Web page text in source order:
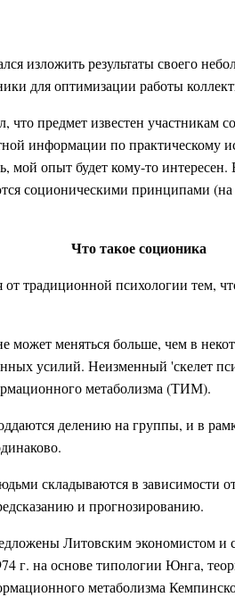
изложить результаты своего
для оптимизации работы
что предмет известен участникам
информации по практическому
мой опыт будет кому-то интересен.
соционическими принципами
Что такое соционика
от традиционной психологии тем,
может меняться больше, чем в
усилий. Неизменный 'скелет
метаболизма (ТИМ).
делению на группы, и в
складываются в зависимости
и прогнозированию.
Литовским экономистом и
г. на основе типологии Юнга,
метаболизма